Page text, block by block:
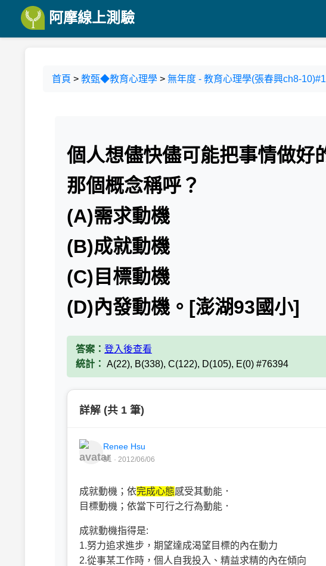
阿摩線上測驗
首頁 > 教甄◆教育心理學 > 無年度 - 教育心理學(張春興ch8-
個人想儘快儘可能把事情做好
那個概念稱呼？
(A)需求動機
(B)成就動機
(C)目標動機
(D)內發動機。[澎湖93國小]
答案： 登入後查看
統計： A(22), B(338), C(122), D(105), E(0) #76394
詳解 (共 1 筆)
Renee Hsu
B1 · 2012/06/06
成就動機；依完成心態感受其動能．
目標動機；依當下可行之行為動能．
成就動機指得是:
1.努力追求進步，期望達成渴望目標的內在動力
2.從事某工作時，個人自我投入、精益求精的內在傾向